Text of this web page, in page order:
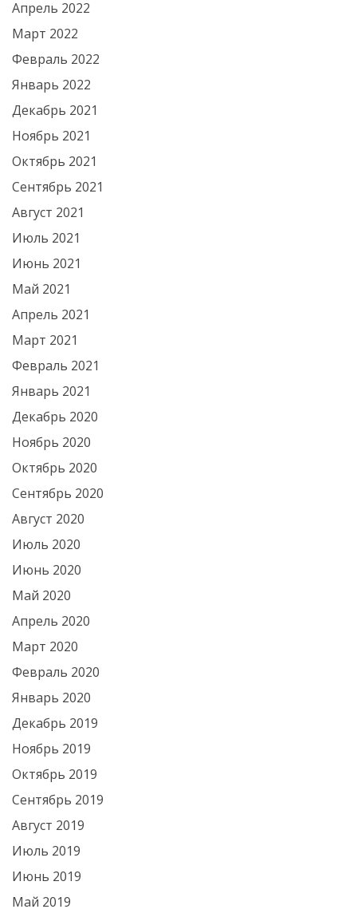
Апрель 2022
Март 2022
Февраль 2022
Январь 2022
Декабрь 2021
Ноябрь 2021
Октябрь 2021
Сентябрь 2021
Август 2021
Июль 2021
Июнь 2021
Май 2021
Апрель 2021
Март 2021
Февраль 2021
Январь 2021
Декабрь 2020
Ноябрь 2020
Октябрь 2020
Сентябрь 2020
Август 2020
Июль 2020
Июнь 2020
Май 2020
Апрель 2020
Март 2020
Февраль 2020
Январь 2020
Декабрь 2019
Ноябрь 2019
Октябрь 2019
Сентябрь 2019
Август 2019
Июль 2019
Июнь 2019
Май 2019